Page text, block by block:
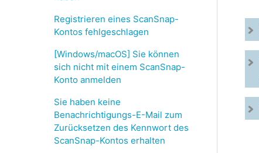
Registrieren eines ScanSnap-
Kontos fehlgeschlagen
[Windows/macOS] Sie können
sich nicht mit einem ScanSnap-
Konto anmelden
Sie haben keine
Benachrichtigungs-E-Mail zum
Zurücksetzen des Kennwort des
ScanSnap-Kontos erhalten